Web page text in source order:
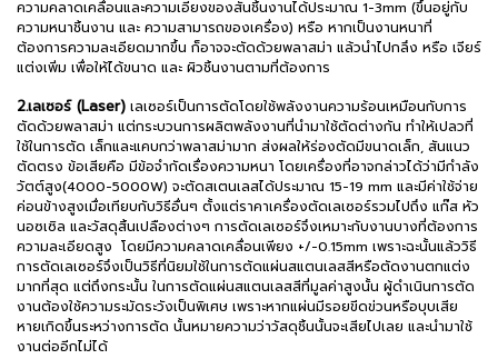
ความคลาดเคลื่อนและความเอียงของสันชิ้นงานได้ประมาณ 1-3mm (ขึ้นอยู่กับ
ความหนาชิ้นงาน และ ความสามารถของเครื่อง) หรือ หากเป็นงานหนาที่
ต้องการความละเอียดมากขึ้น ก็อาจจะตัดด้วยพลาสม่า แล้วนำไปกลึง หรือ เจียร์
แต่งเพิ่ม เพื่อให้ได้ขนาด และ ผิวชิ้นงานตามที่ต้องการ
2.เลเซอร์ (Laser) เลเซอร์เป็นการตัดโดยใช้พลังงานความร้อนเหมือนกับการ
ตัดด้วยพลาสม่า แต่กระบวนการผลิตพลังงานที่นำมาใช้ตัดต่างกัน ทำให้เปลวที่
ใช้ในการตัด เล็กและแคบกว่าพลาสม่ามาก ส่งผลให้ร่องตัดมีขนาดเล็ก, สันแนว
ตัดตรง ข้อเสียคือ มีข้อจำกัดเรื่องความหนา โดยเครื่องที่อาจกล่าวได้ว่ามีกำลัง
วัตต์สูง(4000-5000W) จะตัดสเตนเลสได้ประมาณ 15-19 mm และมีค่าใช้จ่าย
ค่อนข้างสูงเมื่อเทียบกับวิธีอื่นๆ ตั้งแต่ราคาเครื่องตัดเลเซอร์รวมไปถึง แก๊ส หัว
นอซเซิล และวัสดุสิ้นเปลืองต่างๆ การตัดเลเซอร์จึงเหมาะกับงานบางที่ต้องการ
ความละเอียดสูง โดยมีความคลาดเคลื่อนเพียง +/-0.15mm เพราะฉะนั้นแล้ววิธี
การตัดเลเซอร์จึงเป็นวิธีที่นิยมใช้ในการตัดแผ่นสแตนเลสสีหรือตัดงานตกแต่ง
มากที่สุด แต่ถึงกระนั้น ในการตัดแผ่นสแตนเลสสีที่มูลค่าสูงนั้น ผู้ดำเนินการตัด
งานต้องใช้ความระมัดระวังเป็นพิเศษ เพราะหากแผ่นมีรอยขีดข่วนหรือบุบเสีย
หายเกิดขึ้นระหว่างการตัด นั้นหมายความว่าวัสดุชิ้นนั้นจะเสียไปเลย และนำมาใช้
งานต่ออีกไม่ได้